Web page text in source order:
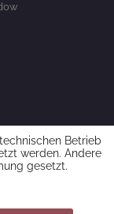
Betrieb
werden. Andere
gesetzt.